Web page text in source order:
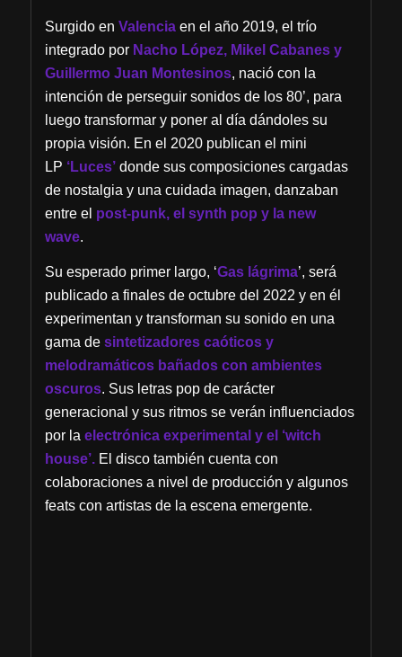
Surgido en Valencia en el año 2019, el trío
integrado porNacho López, Mikel Cabanes y
Guillermo Juan Montesinos, nació con la
intención de perseguir sonidos de los 80’, para
luego transformar y poner al día dándoles su
propia visión. En el 2020 publican el mini
LP ‘Luces’donde sus composiciones cargadas
de nostalgia y una cuidada imagen, danzaban
entre el post-punk, el synth pop y la new
wave.
Su esperado primer largo, ‘Gas lágrima’, será
publicado a finales de octubre del 2022 y en él
experimentan y transforman su sonido en una
gama de sintetizadores caóticos y
melodramáticos bañados con ambientes
oscuros. Sus letras pop de carácter
generacional y sus ritmos se verán influenciados
por la electrónica experimental y el ‘witch
house’.El disco también cuenta con
colaboraciones a nivel de producción y algunos
feats con artistas de la escena emergente.